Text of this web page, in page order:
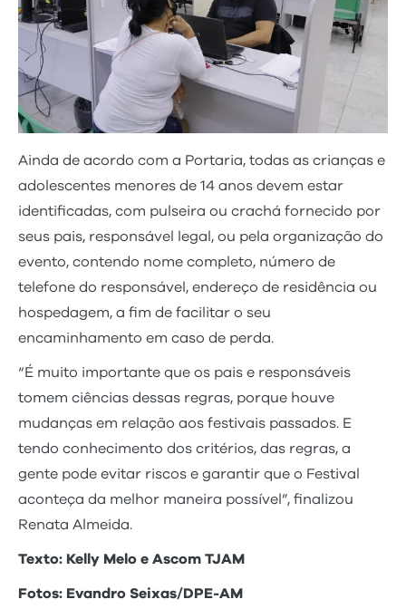
Ainda de acordo com a Portaria, todas as crianças e
adolescentes menores de 14 anos devem estar
identificadas, com pulseira ou crachá fornecido por
seus pais, responsável legal, ou pela organização do
evento, contendo nome completo, número de
telefone do responsável, endereço de residência ou
hospedagem, a fim de facilitar o seu
encaminhamento em caso de perda.
“É muito importante que os pais e responsáveis
tomem ciências dessas regras, porque houve
mudanças em relação aos festivais passados. E
tendo conhecimento dos critérios, das regras, a
gente pode evitar riscos e garantir que o Festival
aconteça da melhor maneira possível”, finalizou
Renata Almeida.
Texto: Kelly Melo e Ascom TJAM
Fotos: Evandro Seixas/DPE-AM